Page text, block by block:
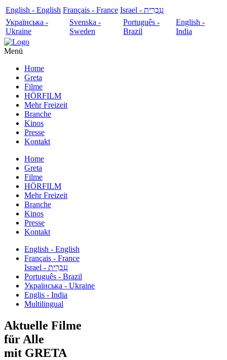
English - English Français - France
עִבְרִית - Israel
Українська -
Ukraine
Svenska -
Sweden
Português -
Brazil
English -
India
Menü
Home
Greta
Filme
HÖRFILM
Mehr Freizeit
Branche
Kinos
Presse
Kontakt
Home
Greta
Filme
HÖRFILM
Mehr Freizeit
Branche
Kinos
Presse
Kontakt
English - English
Français - France
עִבְרִית - Israel
Português - Brazil
Українська - Ukraine
Englis - India
Multilingual
Aktuelle Filme
für Alle
mit GRETA